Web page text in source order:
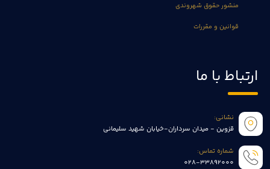
منشور حقوق شهروندی
قوانین و مقررات
ارتباط با ما
نشانی:
قزوین - میدان سرداران-خیابان شهید سلیمانی
شماره تماس:
028-33892000